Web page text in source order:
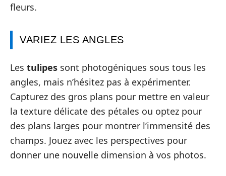
fleurs.
VARIEZ LES ANGLES
Les tulipes sont photogéniques sous tous les
angles, mais n’hésitez pas à expérimenter.
Capturez des gros plans pour mettre en valeur
la texture délicate des pétales ou optez pour
des plans larges pour montrer l’immensité des
champs. Jouez avec les perspectives pour
donner une nouvelle dimension à vos photos.